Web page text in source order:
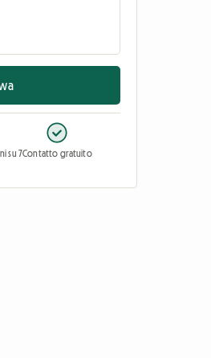
su 7Contatto gratuito